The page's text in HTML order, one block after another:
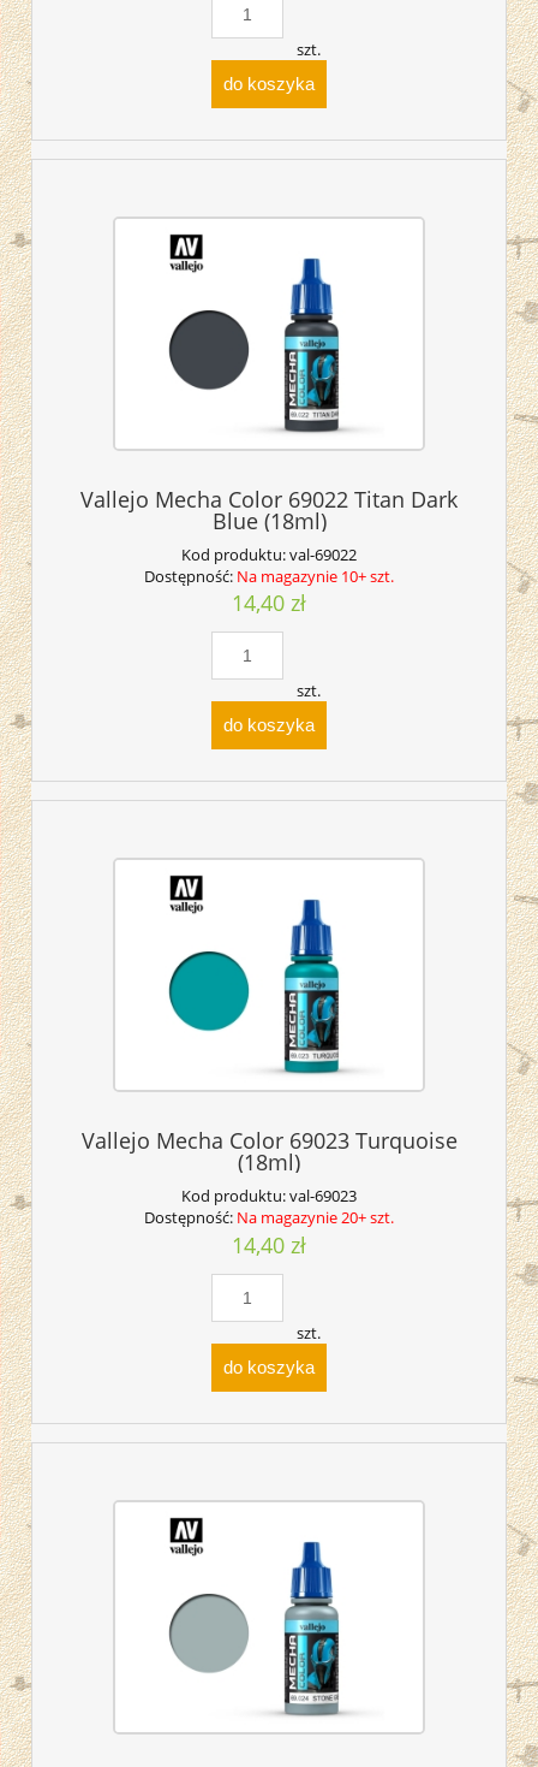
szt.
do koszyka
Vallejo Mecha Color 69022 Titan Dark
Blue (18ml)
Kod produktu:val-69022
Dostępność: Na magazynie 10+ szt.
14,40 zł
szt.
do koszyka
Vallejo Mecha Color 69023 Turquoise
(18ml)
Kod produktu:val-69023
Dostępność: Na magazynie 20+ szt.
14,40 zł
szt.
do koszyka